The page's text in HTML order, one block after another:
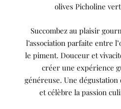
olives Picholine
Succombez au plaisir
l’association parfaite entre
le piment. Douceur et
créer une expérience
généreuse. Une
et célèbre la passion